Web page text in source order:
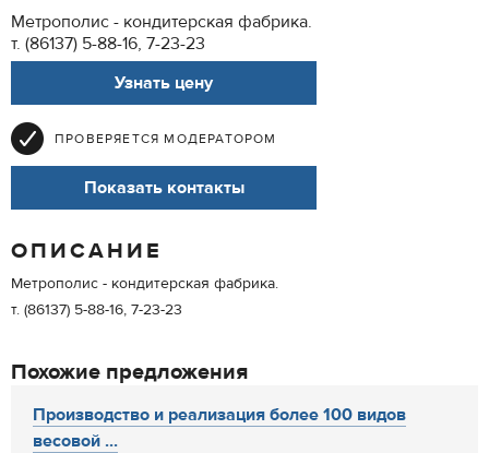
Метрополис - кондитерская фабрика.
т. (86137) 5-88-16, 7-23-23
Узнать цену
ПРОВЕРЯЕТСЯ МОДЕРАТОРОМ
Показать контакты
ОПИСАНИЕ
Метрополис - кондитерская фабрика.
т. (86137) 5-88-16, 7-23-23
Похожие предложения
Производство и реализация более 100 видов
весовой ...